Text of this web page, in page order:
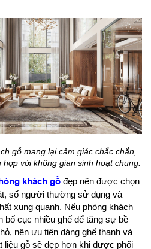
gỗ mang lại cảm giác chắc chắn,
với không gian sinh hoạt chung.
khách gỗ đẹp nên được chọn
số người thường sử dụng và
xung quanh. Nếu phòng khách
bố cục nhiều ghế để tăng sự bề
nên ưu tiên dáng ghế thanh và
liệu gỗ sẽ đẹp hơn khi được phối